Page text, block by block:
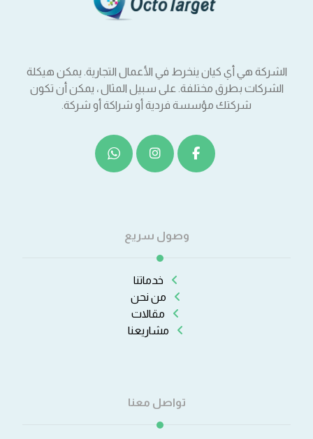
الشركة هي أي كيان ينخرط في الأعمال التجارية. يمكن هيكلة
الشركات بطرق مختلفة. على سبيل المثال ، يمكن أن تكون
شركتك مؤسسة فردية أو شراكة أو شركة.
وصول سريع
خدماتنا
من نحن
مقالات
مشاريعنا
تواصل معنا